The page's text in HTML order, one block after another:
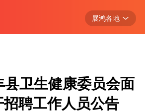
展鸿各地
浙江
江西
广东
县卫生健康委员会面
招聘工作人员公告